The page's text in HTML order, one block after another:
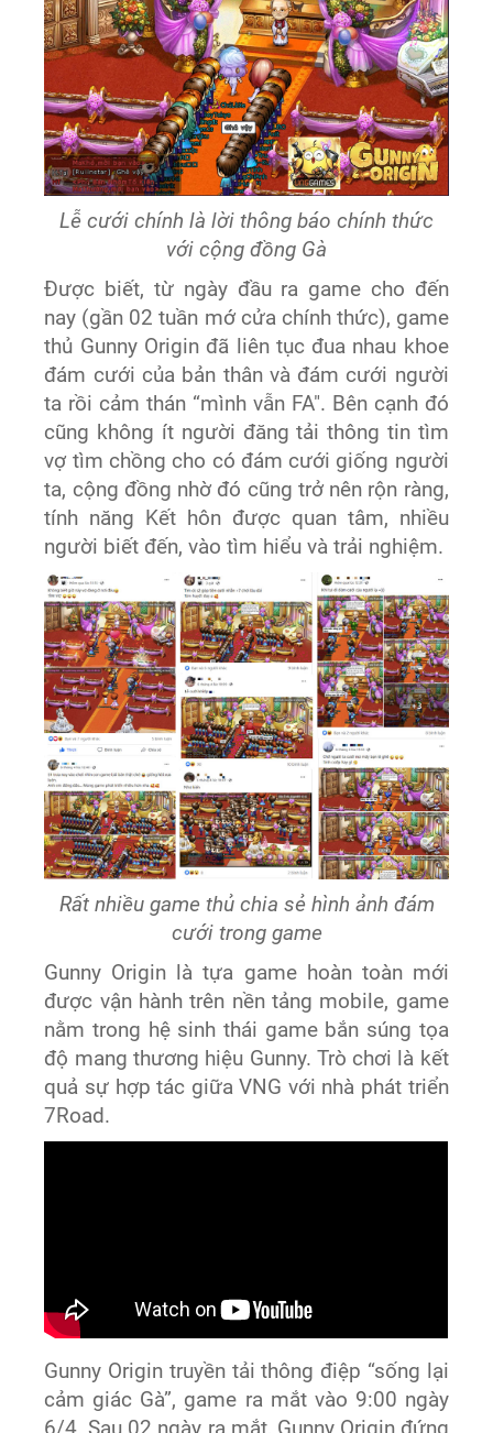
Lễ cưới chính là lời thông báo chính thức
với cộng đồng Gà
Được biết, từ ngày đầu ra game cho đến
nay (gần 02 tuần mớ cửa chính thức), game
thủ Gunny Origin đã liên tục đua nhau khoe
đám cưới của bản thân và đám cưới người
ta rồi cảm thán “mình vẫn FA". Bên cạnh đó
cũng không ít người đăng tải thông tin tìm
vợ tìm chồng cho có đám cưới giống người
ta, cộng đồng nhờ đó cũng trở nên rộn ràng,
tính năng Kết hôn được quan tâm, nhiều
người biết đến, vào tìm hiểu và trải nghiệm.
Rất nhiều game thủ chia sẻ hình ảnh đám
cưới trong game
Gunny Origin là tựa game hoàn toàn mới
được vận hành trên nền tảng mobile, game
nằm trong hệ sinh thái game bắn súng tọa
độ mang thương hiệu Gunny. Trò chơi là kết
quả sự hợp tác giữa VNG với nhà phát triển
7Road.
Gunny Origin truyền tải thông điệp “sống lại
cảm giác Gà”, game ra mắt vào 9:00 ngày